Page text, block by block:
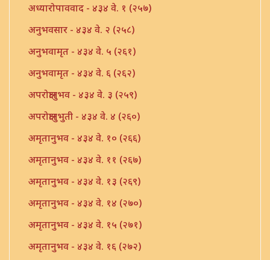
अध्यारोपाववाद - ४३४ वे. १ (२५७)
अनुभवसार - ४३४ वे. २ (२५८)
अनुभवामृत - ४३४ वे. ५ (२६१)
अनुभवामृत - ४३४ वे. ६ (२६२)
अपरोक्षानुभव - ४३४ वे. ३ (२५९)
अपरोक्षानुभुती - ४३४ वे. ४ (२६०)
अमृतानुभव - ४३४ वे. १० (२६६)
अमृतानुभव - ४३४ वे. ११ (२६७)
अमृतानुभव - ४३४ वे. १३ (२६९)
अमृतानुभव - ४३४ वे. १४ (२७०)
अमृतानुभव - ४३४ वे. १५ (२७१)
अमृतानुभव - ४३४ वे. १६ (२७२)